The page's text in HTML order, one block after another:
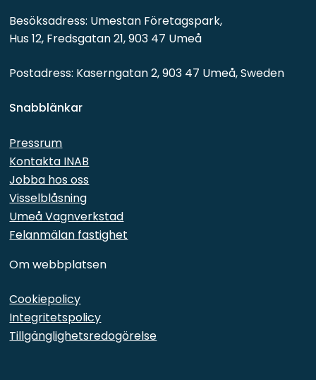
Besöksadress: Umestan Företagspark,
Hus 12, Fredsgatan 21, 903 47 Umeå
Postadress: Kaserngatan 2, 903 47 Umeå, Sweden
Snabblänkar
Pressrum
Kontakta INAB
Jobba hos oss
Visselblåsning
Umeå Vagnverkstad
Felanmälan fastighet
Om webbplatsen
Cookiepolicy
Integritetspolicy
Tillgänglighetsredogörelse